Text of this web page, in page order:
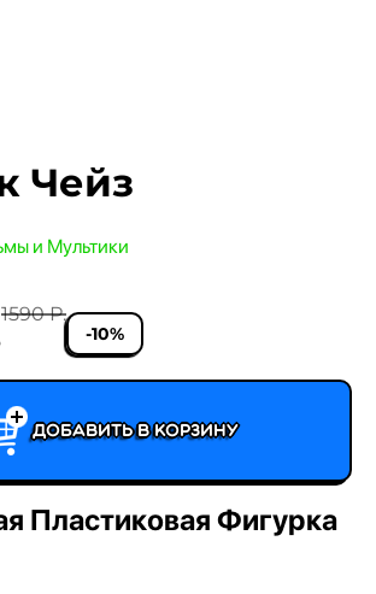
Чейз
и Мультики
1590 Р.
-10%
Добавить в корзину
Пластиковая Фигурка